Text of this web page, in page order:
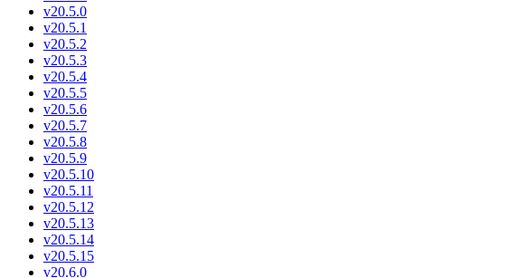
v20.5.0
v20.5.1
v20.5.2
v20.5.3
v20.5.4
v20.5.5
v20.5.6
v20.5.7
v20.5.8
v20.5.9
v20.5.10
v20.5.11
v20.5.12
v20.5.13
v20.5.14
v20.5.15
v20.6.0